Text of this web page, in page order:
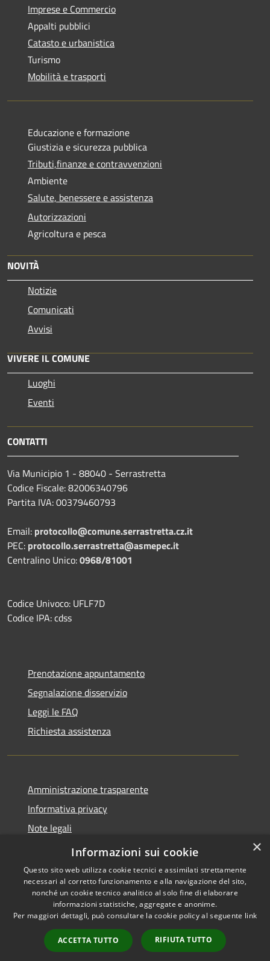
Imprese e Commercio
Appalti pubblici
Catasto e urbanistica
Turismo
Mobilità e trasporti
Educazione e formazione
Giustizia e sicurezza pubblica
Tributi,finanze e contravvenzioni
Ambiente
Salute, benessere e assistenza
Autorizzazioni
Agricoltura e pesca
NOVITÀ
Notizie
Comunicati
Avvisi
VIVERE IL COMUNE
Luoghi
Eventi
CONTATTI
Via Municipio 1 - 88040 - Serrastretta
Codice Fiscale: 82006340796
Partita IVA: 00379460793
Email: protocollo@comune.serrastretta.cz.it
PEC: protocollo.serrastretta@asmepec.it
Centralino Unico:0968/81001
Codice Univoco: UFLF7D
Codice IPA: cdss
Prenotazione appuntamento
Segnalazione disservizio
Leggi le FAQ
Richiesta assistenza
Amministrazione trasparente
Informativa privacy
Note legali
Dichiarazione di accessibilità
Accessibilità
Copyright © 2026 • Comune di
Serrastretta • Powered by
Municipium•
Accesso
redazione
×
Informazioni sui cookie
Questo sito web utilizza cookie tecnici e assimilati strettamente
necessari al corretto funzionamento e alla navigazione del sito,
nonché un cookie tecnico analitico al solo fine di elaborare
informazioni statistiche, aggregate e anonime.
Per maggiori dettagli, può consultare la cookie policy al seguente link
ACCETTA TUTTO RIFIUTA TUTTO